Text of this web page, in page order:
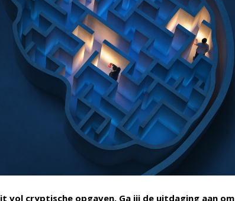
vol cryptische opgaven. Ga jij de uitdaging aan om